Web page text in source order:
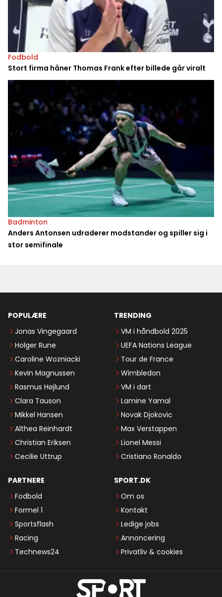
Fodbold
Stort firma håner Thomas Frank efter billede går viralt
Badminton
Anders Antonsen udraderer modstander og spiller sig i
stor semifinale
POPULÆRE
Jonas Vingegaard
Holger Rune
Caroline Wozniacki
Kevin Magnussen
Rasmus Højlund
Clara Tauson
Mikkel Hansen
Althea Reinhardt
Christian Eriksen
Cecilie Uttrup
TRENDING
VM i håndbold 2025
UEFA Nations League
Tour de France
Wimbledon
VM i dart
Lamine Yamal
Novak Djokovic
Max Verstappen
Lionel Messi
Cristiano Ronaldo
PARTNERE
Fodbold
Formel 1
Sportsflash
Racing
Technews24
SPORT.DK
Om os
Kontakt
Ledige jobs
Annoncering
Privatliv & cookies